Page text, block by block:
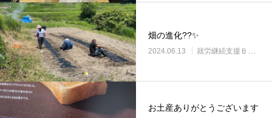
畑の進化??✨
2024.06.13 就労継続支援Ｂ型・ニコプレイス
お土産ありがとうございます